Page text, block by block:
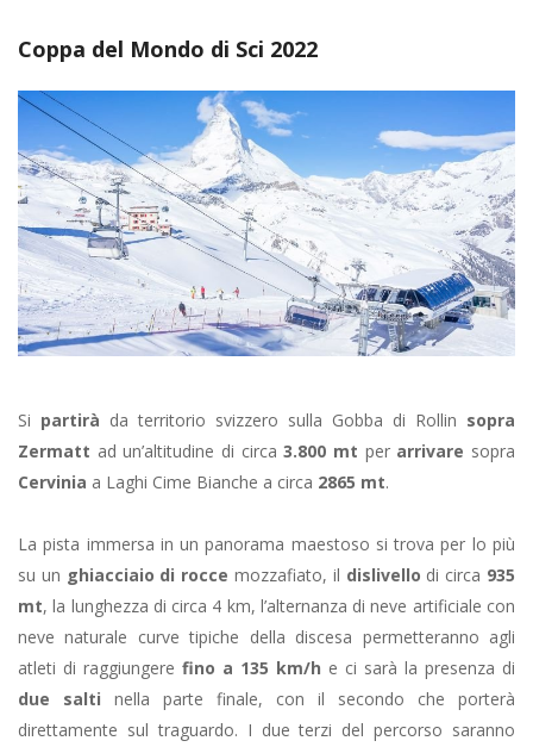
Coppa del Mondo di Sci 2022
Si partirà da territorio svizzero sulla Gobba di Rollin sopra
Zermatt ad un’altitudine di circa3.800 mt per arrivare sopra
Cervinia a Laghi Cime Bianche a circa 2865 mt.
La pista immersa in un panorama maestoso si trova per lo più
su un ghiacciaio di rocce mozzafiato, il dislivello di circa 935
mt, la lunghezza di circa 4 km, l’alternanza di neve artificiale con
neve naturale curve tipiche della discesa permetteranno agli
atleti di raggiungere fino a 135 km/h e ci sarà la presenza di
due salti nella parte finale, con il secondo che porterà
direttamente sul traguardo. I due terzi del percorso saranno